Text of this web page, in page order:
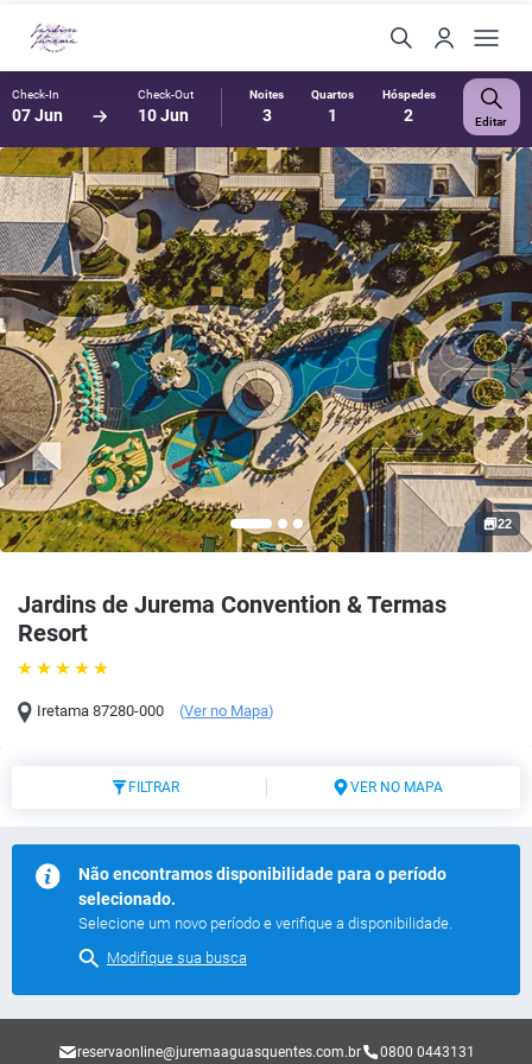
Check-In
07 Jun
Check-Out
10 Jun
Noites
3
Quartos
1
Hóspedes
2 Editar
Jardins de Jurema Convention & Termas
Resort
Iretama 87280-000 (Ver no Mapa)
22
FILTRAR VER NO MAPA
Não encontramos disponibilidade para o período
selecionado.
Selecione um novo período e verifique a disponibilidade.
Modifique sua busca
reservaonline@juremaaguasquentes.com.br 0800 0443131